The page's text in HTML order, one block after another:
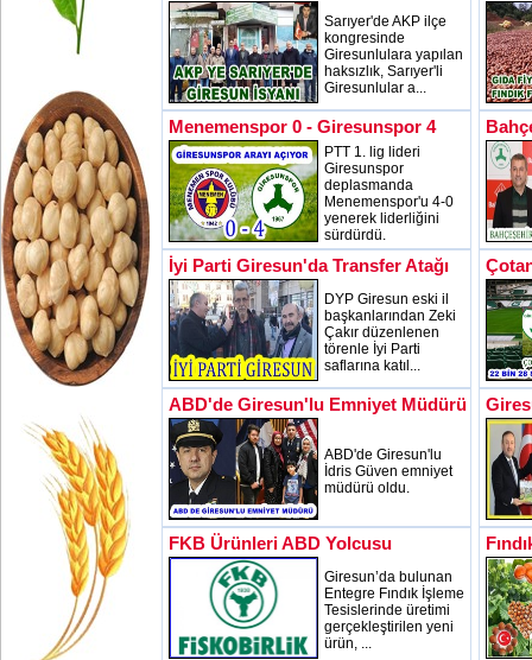
Sarıyer'de AKP ilçe
kongresinde
Giresunlulara yapılan
haksızlık, Sarıyer'li
Giresunlular a...
Menemenspor 0 - Giresunspor 4
PTT 1. lig lideri
Giresunspor
deplasmanda
Menemenspor'u 4-0
yenerek liderliğini
sürdürdü.
İyi Parti Giresun'da Transfer Atağı
DYP Giresun eski il
başkanlarından Zeki
Çakır düzenlenen
törenle İyi Parti
saflarına katıl...
ABD'de Giresun'lu Emniyet Müdürü
ABD'de Giresun'lu
İdris Güven emniyet
müdürü oldu.
FKB Ürünleri ABD Yolcusu
Giresun’da bulunan
Entegre Fındık İşleme
Tesislerinde üretimi
gerçekleştirilen yeni
ürün, ...